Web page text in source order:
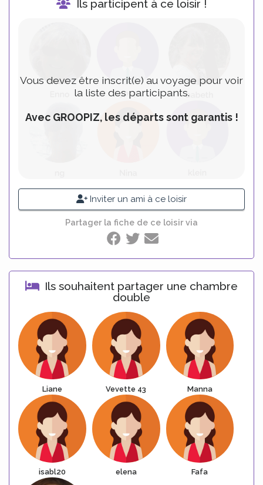
Ils participent à ce loisir !
Vous devez être inscrit(e) au voyage pour voir
la liste des participants.
Avec GROOPIZ, les départs sont garantis !
Inviter un ami à ce loisir
Partager la fiche de ce loisir via
Ils souhaitent partager une chambre
double
Liane Vevette 43 Manna
isabl20 elena Fafa